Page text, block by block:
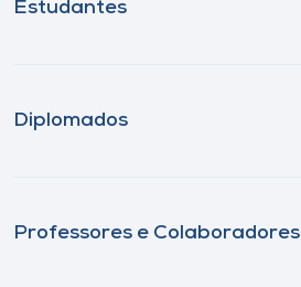
Estudantes
Diplomados
Professores e Colaboradores